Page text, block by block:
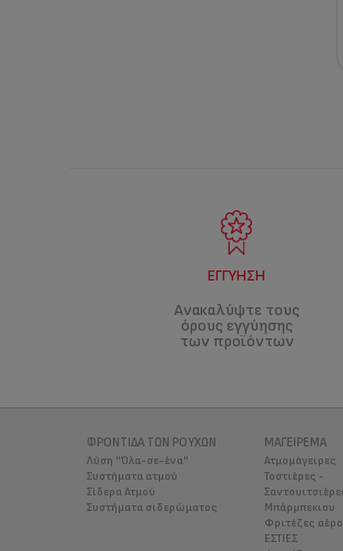
ΕΓΓΎΗΣΗ
Ανακαλύψτε τους
όρους εγγύησης
των προϊόντων
ΦΡΟΝΤΊΔΑ ΤΩΝ ΡΟΎΧΩΝ
Λύση "Όλα-σε-ένα"
Συστήματα ατμού
Σίδερα Ατμού
Συστήματα σιδερώματος
ΜΑΓΕΊΡΕΜΑ
Ατμομάγειρες
Τοστιέρες -
Μπάρμπεκιου
Φριτέζες
ΕΣΤΙΕΣ